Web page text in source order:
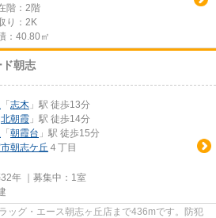
階：2階
り：2K
：40.80㎡
ド朝志
「 志木 」駅 徒歩13分
北朝霞 」駅 徒歩14分
「 朝霞台 」駅 徒歩15分
朝志ケ丘 ４丁目
年 ｜募集中： 1室
ッグ・エース朝志ヶ丘店まで436mです。防犯